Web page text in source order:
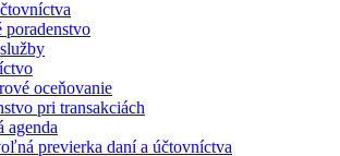
poradenstvo
oceňovanie
pri transakciách
agenda
previerka daní a účtovníctva